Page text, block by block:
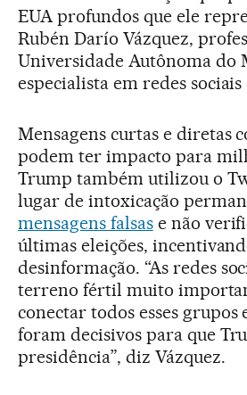
EUA profundos que ele
Rubén Darío Vázquez,
Universidade Autônoma do
especialista em redes
Mensagens curtas e diretas
podem ter impacto para
Trump também utilizou o
lugar de intoxicação
mensagens falsase não
últimas eleições,
desinformação. “As redes
terreno fértil muito
conectar todos esses grupos
foram decisivos para que
presidência”, diz Vázquez.